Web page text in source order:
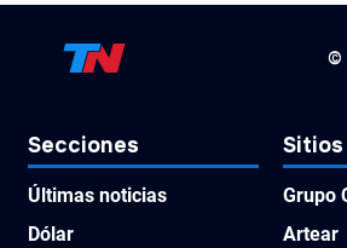
©
Secciones
Últimas noticias
Dólar
Sitios
Grupo
Artear